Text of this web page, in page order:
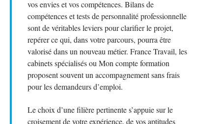
vos envies et vos compétences. Bilans de
compétences et tests de personnalité professionnelle
sont de véritables leviers pour clarifier le projet,
repérer ce qui, dans votre parcours, pourra être
valorisé dans un nouveau métier. France Travail, les
cabinets spécialisés ou Mon compte formation
proposent souvent un accompagnement sans frais
pour les demandeurs d’emploi.
Le choix d’une filière pertinente s’appuie sur le
croisement de votre expérience, de vos aptitudes